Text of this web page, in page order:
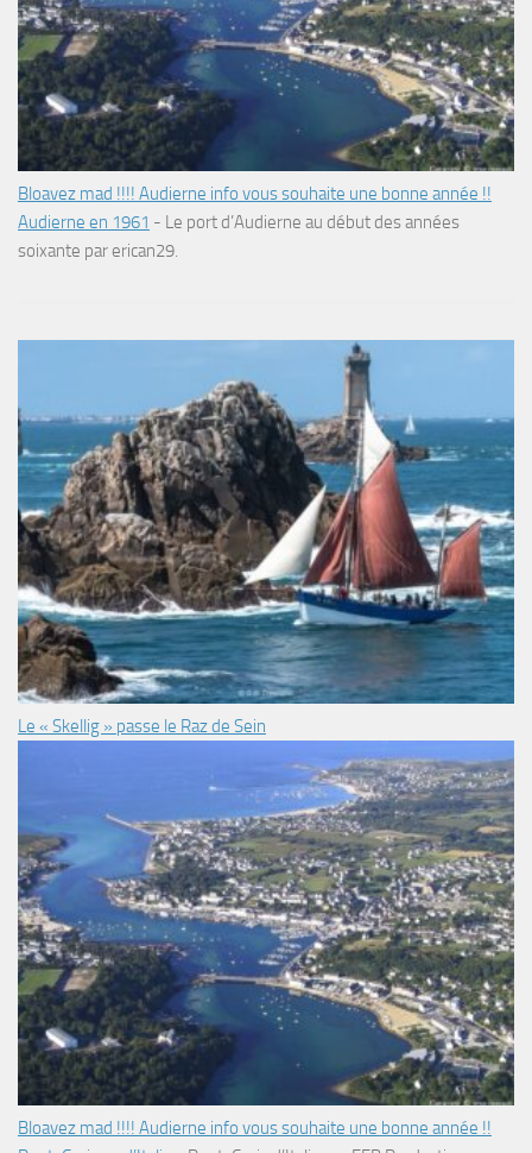
Bloavez mad !!!! Audierne info vous souhaite une bonne année !!
Audierne en 1961 - Le port d’Audierne au début des années
soixante par erican29.
Le « Skellig » passe le Raz de Sein
Bloavez mad !!!! Audierne info vous souhaite une bonne année !!